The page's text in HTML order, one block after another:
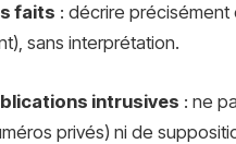
faits : décrire précisément
sans interprétation.
intrusives : ne
privés) ni de